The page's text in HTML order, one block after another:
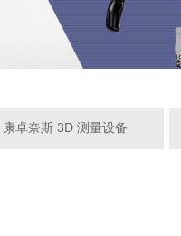
康卓奈斯 3D 测量设备